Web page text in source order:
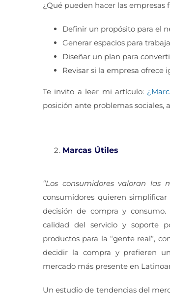
¿Qué pueden hacer las empresas
Definir un propósito para el
Generar espacios para
Diseñar un plan para
Revisar si la empresa
Te invito a leer mi artículo:
posición ante problemas sociales,
Marcas Útiles
“Los consumidores valoran las
consumidores quieren
decisión de compra y
calidad del servicio y soporte
productos para la “gente real”,
decidir la compra y prefieren
mercado más presente en
Un estudio de tendencias del